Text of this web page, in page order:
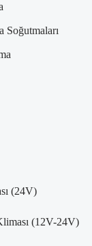
Soğutmaları
(24V)
(12V-24V)